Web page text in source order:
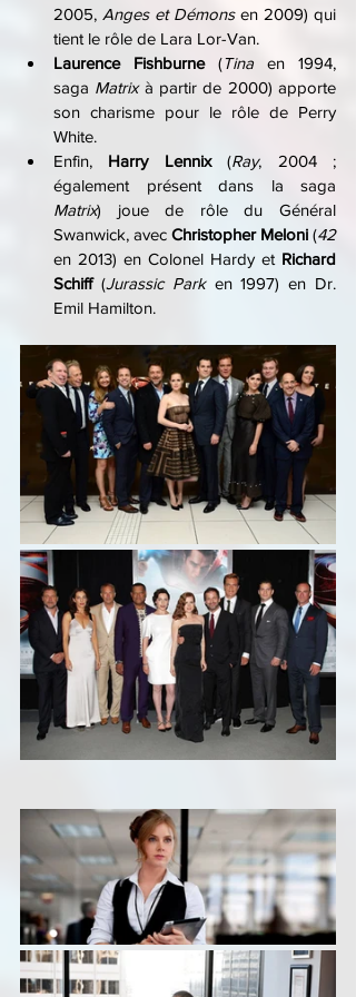
2005, Anges et Démons en 2009) qui
tient le rôle de Lara Lor-Van.
Laurence Fishburne (Tina en 1994,
saga Matrix à partir de 2000) apporte
son charisme pour le rôle de Perry
White.
Enfin, Harry Lennix (Ray, 2004 ;
Matrix) joue de rôle du Général
Swanwick, avec Christopher Meloni (
42
en 2013) en Colonel Hardy et Richard
Schiff (Jurassic Park en 1997) en Dr.
Emil Hamilton.